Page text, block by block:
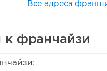
Все адреса
к франчайзи